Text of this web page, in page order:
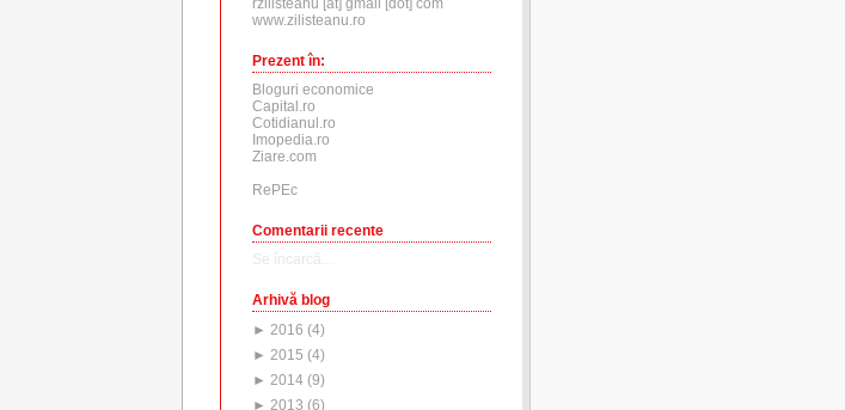
rzilisteanu [at] gmail [dot] com
www.zilisteanu.ro
Prezent în:
Bloguri economice
Capital.ro
Cotidianul.ro
Imopedia.ro
Ziare.com
RePEc
Comentarii recente
Se încarcă...
Arhivă blog
► 2016 (4)
► 2015 (4)
► 2014 (9)
► 2013 (6)